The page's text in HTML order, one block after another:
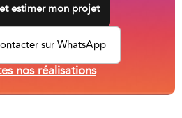
estimer mon projet
sur WhatsApp
nos réalisations